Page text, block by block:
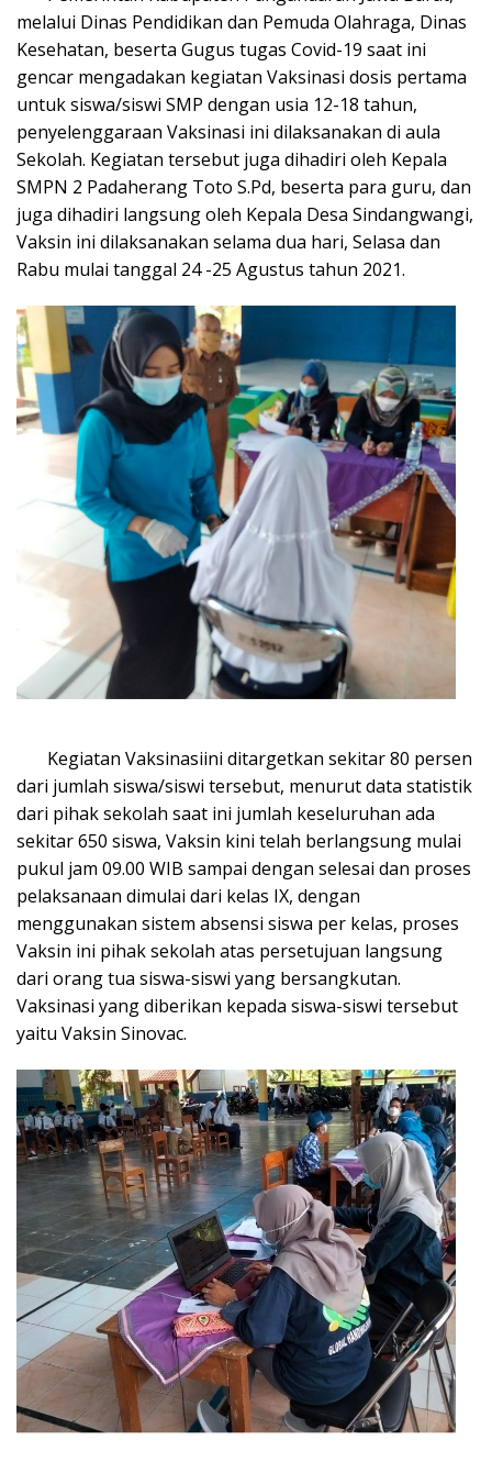
melalui Dinas Pendidikan dan Pemuda Olahraga, Dinas
Kesehatan, beserta Gugus tugas Covid-19 saat ini
gencar mengadakan kegiatan Vaksinasi dosis pertama
untuk siswa/siswi SMP dengan usia 12-18 tahun,
penyelenggaraan Vaksinasi ini dilaksanakan di aula
Sekolah. Kegiatan tersebut juga dihadiri oleh Kepala
SMPN 2 Padaherang Toto S.Pd, beserta para guru, dan
juga dihadiri langsung oleh Kepala Desa Sindangwangi,
Vaksin ini dilaksanakan selama dua hari, Selasa dan
Rabu mulai tanggal 24 -25 Agustus tahun 2021.
Kegiatan Vaksinasiini ditargetkan sekitar 80 persen
dari jumlah siswa/siswi tersebut, menurut data statistik
dari pihak sekolah saat ini jumlah keseluruhan ada
sekitar 650 siswa, Vaksin kini telah berlangsung mulai
pukul jam 09.00 WIB sampai dengan selesai dan proses
pelaksanaan dimulai dari kelas IX, dengan
menggunakan sistem absensi siswa per kelas, proses
Vaksin ini pihak sekolah atas persetujuan langsung
dari orang tua siswa-siswi yang bersangkutan.
Vaksinasi yang diberikan kepada siswa-siswi tersebut
yaitu Vaksin Sinovac.